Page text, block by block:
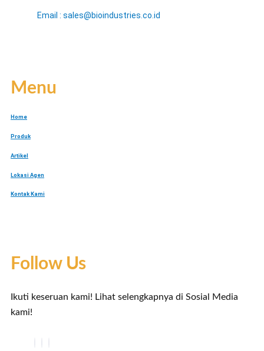
Email : sales@bioindustries.co.id
Menu
Home
Produk
Artikel
Lokasi Agen
Kontak Kami
Follow Us
Ikuti keseruan kami! Lihat selengkapnya di Sosial Media
kami!